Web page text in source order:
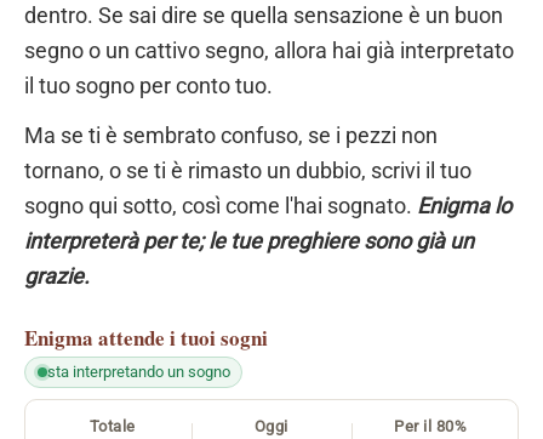
dentro. Se sai dire se quella sensazione è un buon
segno o un cattivo segno, allora hai già interpretato
il tuo sogno per conto tuo.
Ma se ti è sembrato confuso, se i pezzi non
tornano, o se ti è rimasto un dubbio, scrivi il tuo
sogno qui sotto, così come l'hai sognato. Enigma lo
interpreterà per te; le tue preghiere sono già un
grazie.
Enigma attende i tuoi sogni
sta interpretando un sogno
Totale Oggi Per il 80%